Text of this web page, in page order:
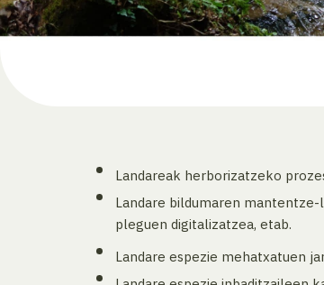
Landareak herborizatzeko
Landare bildumaren
pleguen digitalizatzea, etab.
Landare espezie mehatxatuen